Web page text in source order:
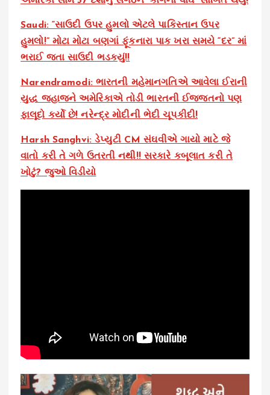
Saudi: “સાઉદી ઉપર હુમલો એટલે પાકિસ્તાન ઉપર
હુમલો!” મોટા મોટા બણગાં ફૂંકનારા પાક ખરા સમયે “દર” માં
ભરાઈ જતા સાઉદી ભડકયું!!
Narendramodi: ભારતની મહેમાનગતિએ આવેલા ઈરાની
યુદ્ધ જહાજને અમેરિકાએ તોડી ભારતની ઈજ્જતનો પણ
ફાલૂદો કર્યો છે! નરેન્દ્ર મોદીની ભેદી ચૂપકીદી!
Harsh Sanghvi: ડેપ્યુટી CM સંઘવીએ ગાયો માટે જે
વાતો કરી તે ગળે ઉતરતી નથી!! સરકારે કબૂલાત કરી તે
ખોટું? જુઓ વિડીયો